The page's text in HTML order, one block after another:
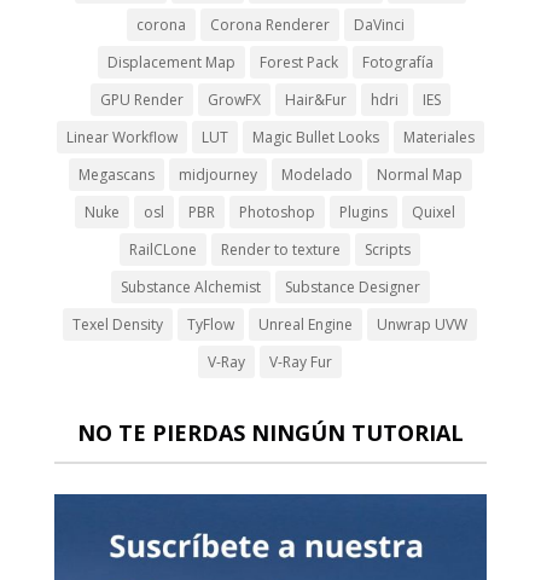
corona
Corona Renderer
DaVinci
Displacement Map
Forest Pack
Fotografía
GPU Render
GrowFX Hair&Fur hdri
IES
Linear Workflow
LUT Magic Bullet Looks
Materiales
Megascans
midjourney Modelado
Normal Map
Nuke
osl PBR Photoshop Plugins
Quixel
RailCLone
Render to texture
Scripts
Substance Alchemist
Substance Designer
Texel Density
TyFlow Unreal Engine
Unwrap UVW
V-Ray
V-Ray Fur
NO TE PIERDAS NINGÚN TUTORIAL